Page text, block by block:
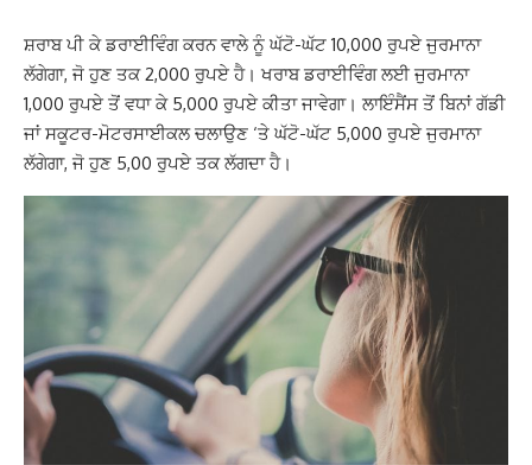
ਸ਼ਰਾਬ ਪੀ ਕੇ ਡਰਾਈਵਿੰਗ ਕਰਨ ਵਾਲੇ ਨੂੰ ਘੱਟੋ-ਘੱਟ 10,000 ਰੁਪਏ ਜੁਰਮਾਨਾ
ਲੱਗੇਗਾ, ਜੋ ਹੁਣ ਤਕ 2,000 ਰੁਪਏ ਹੈ। ਖਰਾਬ ਡਰਾਈਵਿੰਗ ਲਈ ਜੁਰਮਾਨਾ
1,000 ਰੁਪਏ ਤੋਂ ਵਧਾ ਕੇ 5,000 ਰੁਪਏ ਕੀਤਾ ਜਾਵੇਗਾ। ਲਾਇੰਸੈਂਸ ਤੋਂ ਬਿਨਾਂ ਗੱਡੀ
ਜਾਂ ਸਕੂਟਰ-ਮੋਟਰਸਾਈਕਲ ਚਲਾਉਣ ‘ਤੇ ਘੱਟੋ-ਘੱਟ 5,000 ਰੁਪਏ ਜੁਰਮਾਨਾ
ਲੱਗੇਗਾ, ਜੋ ਹੁਣ 5,00 ਰੁਪਏ ਤਕ ਲੱਗਦਾ ਹੈ।